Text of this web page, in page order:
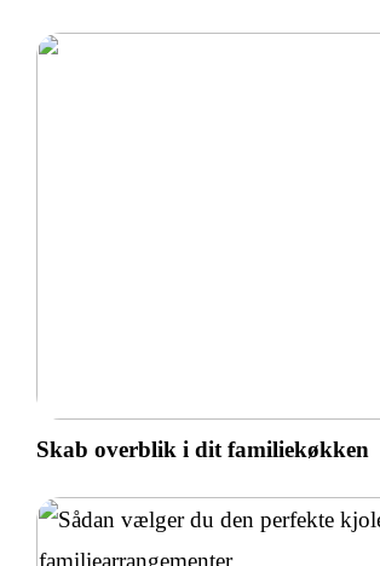
Skab overblik i dit familiekøkken